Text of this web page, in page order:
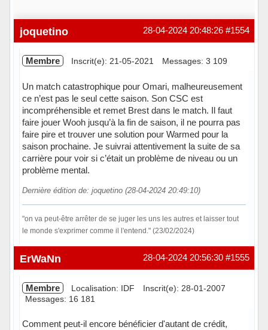
#1554
28-04-2024 20:48:26
joquetino
Membre Inscrit(e): 21-05-2021 Messages: 3 109
Un match catastrophique pour Omari, malheureusement
ce n’est pas le seul cette saison. Son CSC est
incompréhensible et remet Brest dans le match. Il faut
faire jouer Wooh jusqu’à la fin de saison, il ne pourra pas
faire pire et trouver une solution pour Warmed pour la
saison prochaine. Je suivrai attentivement la suite de sa
carrière pour voir si c’était un problème de niveau ou un
problème mental.
Dernière édition de: joquetino (28-04-2024 20:49:10)
"on va peut-être arrêter de se juger les uns les autres et laisser tout
le monde s'exprimer comme il l'entend." (23/02/2024)
Hors ligne #1555
28-04-2024 20:56:30
ErWaNn
Membre Localisation: IDF
Inscrit(e): 28-01-2007
Messages: 16 181
Comment peut-il encore bénéficier d'autant de crédit,